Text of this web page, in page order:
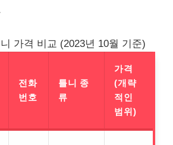
가격 비교 (2023년 10월 기준)
전화
번호
틀니 종
류
가격
(개략
적인
범위)